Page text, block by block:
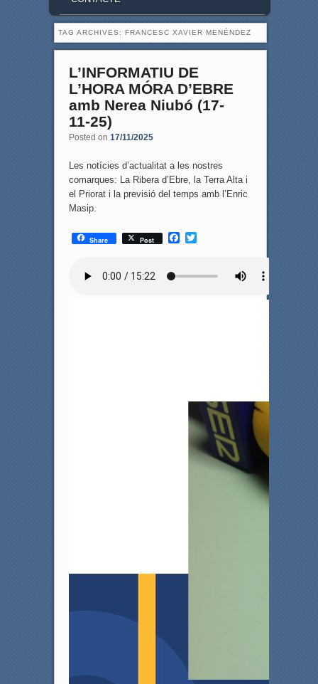
TAG ARCHIVES: FRANCESC XAVIER MENÉNDEZ
L’INFORMATIU DE
L’HORA MÓRA D’EBRE
amb Nerea Niubó (17-
11-25)
Posted on 17/11/2025
Les notícies d’actualitat a les nostres
comarques: La Ribera d’Ebre, la Terra Alta i
el Priorat i la previsió del temps amb l’Enric
Masip.
Share Post
F
T